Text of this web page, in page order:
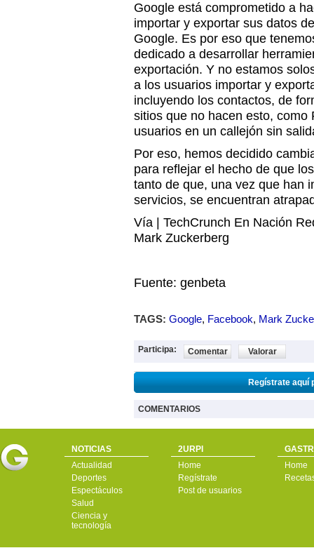
Google está comprometido a
importar y exportar sus datos
Google. Es por eso que
dedicado a desarrollar
exportación. Y no estamos
a los usuarios importar y
incluyendo los contactos, de
sitios que no hacen esto, como
usuarios en un callejón sin
Por eso, hemos decidido
para reflejar el hecho de que
tanto de que, una vez que han
servicios, se encuentran
Vía | TechCrunch En Nación
Mark Zuckerberg
Fuente: genbeta
TAGS: Google, Facebook, Mark
Participa: Comentar Valorar
Regístrate aquí
COMENTARIOS
NOTICIAS
Actualidad
Deportes
Espectáculos
Salud
Ciencia y
tecnología
2URPI
Home
Regístrate
Post de usuarios
Home